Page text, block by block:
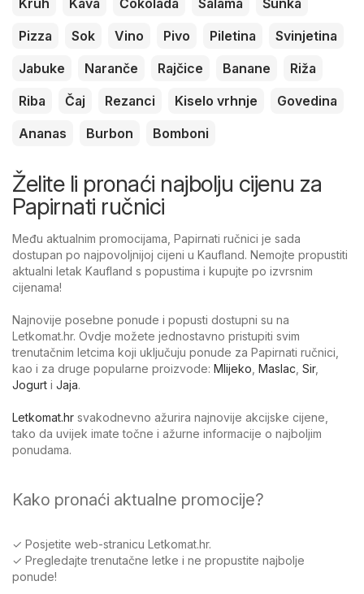
Kruh
Kava Čokolada Salama
Šunka
Pizza
Sok Vino Pivo Piletina
Svinjetina
Jabuke
Naranče Rajčice Banane
Riža
Riba
Čaj Rezanci Kiselo vrhnje
Govedina
Ananas
Burbon Bomboni
Želite li pronaći najbolju cijenu za
Papirnati ručnici
Među aktualnim promocijama, Papirnati ručnici je sada
dostupan po najpovoljnijoj cijeni u Kaufland. Nemojte propustiti
aktualni letak Kaufland s popustima i kupujte po izvrsnim
cijenama!
Najnovije posebne ponude i popusti dostupni su na
Letkomat.hr. Ovdje možete jednostavno pristupiti svim
trenutačnim letcima koji uključuju ponude za Papirnati ručnici,
kao i za druge popularne proizvode: Mlijeko Maslac Sir,
Jogurt i Jaja.
Letkomat.hr svakodnevno ažurira najnovije akcijske cijene,
tako da uvijek imate točne i ažurne informacije o najboljim
ponudama.
Kako pronaći aktualne promocije?
✓ Posjetite web-stranicu Letkomat.hr.
✓ Pregledajte trenutačne letke i ne propustite najbolje
ponude!